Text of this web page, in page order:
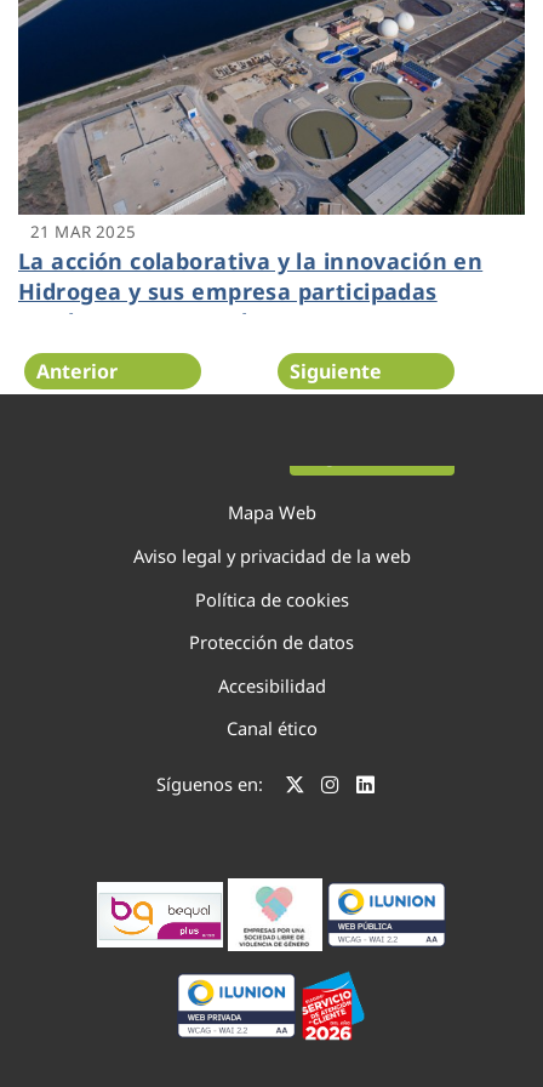
21 MAR 2025
La acción colaborativa y la innovación en
Hidrogea y sus empresa participadas
pueden preservar el agua
Anterior Siguiente
Mapa Web
Aviso legal y privacidad de la web
Política de cookies
Protección de datos
Accesibilidad
Canal ético
Síguenos en: